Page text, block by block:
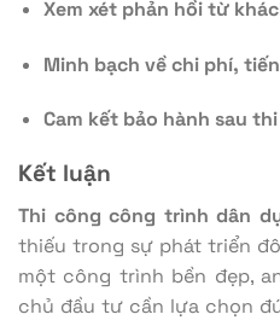
Xem xét phản hồi từ
Minh bạch về chi phí,
Cam kết bảo hành sau
Kết luận
Thi công công trình dân
thiếu trong sự phát triển
một công trình bền đẹp,
chủ đầu tư cần lựa chọn